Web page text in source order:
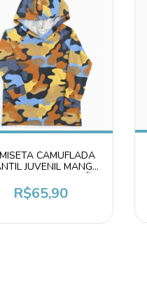
CAMUFLADA
JUVENIL MANGA
R$65,90